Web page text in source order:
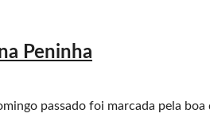
Peninha
passado foi marcada pela